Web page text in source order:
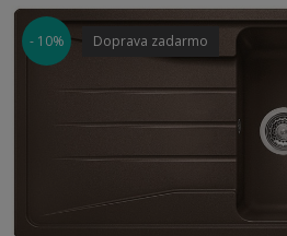
- 10% Doprava zadarmo